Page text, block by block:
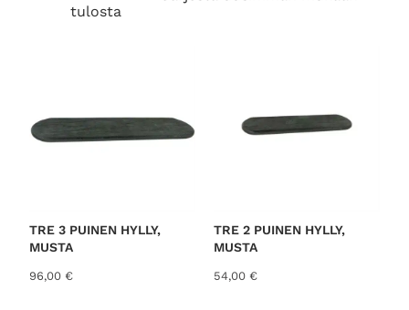
tulostaS
d
b
t
TRE 3 PUINEN HYLLY,
MUSTA
96,00 €
TRE 2 PUINEN HYLLY,
MUSTA
54,00 €